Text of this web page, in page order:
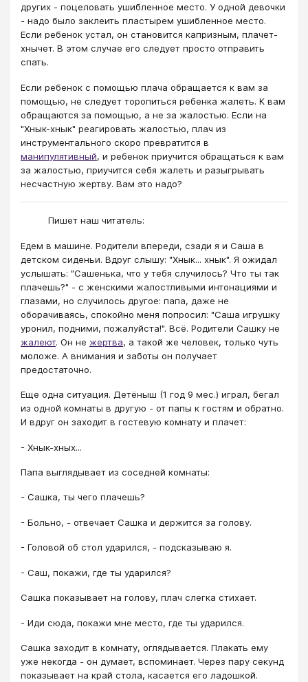
других - поцеловать ушибленное место. У одной девочки
- надо было заклеить пластырем ушибленное место.
Если ребенок устал, он становится капризным, плачет-
хнычет. В этом случае его следует просто отправить
спать.
Если ребенок с помощью плача обращается к вам за
помощью, не следует торопиться ребенка жалеть. К вам
обращаются за помощью, а не за жалостью. Если на
"Хнык-хнык" реагировать жалостью, плач из
инструментального скоро превратится в
манипулятивный, и ребенок приучится обращаться к вам
за жалостью, приучится себя жалеть и разыгрывать
несчастную жертву. Вам это надо?
Пишет наш читатель:
Едем в машине. Родители впереди, сзади я и Саша в
детском сиденьи. Вдруг слышу: "Хнык... хнык". Я ожидал
услышать: "Сашенька, что у тебя случилось? Что ты так
плачешь?" - с женскими жалостливыми интонациями и
глазами, но случилось другое: папа, даже не
оборачиваясь, спокойно меня попросил: "Саша игрушку
уронил, подними, пожалуйста!". Всё. Родители Сашку не
жалеют. Он не жертва, а такой же человек, только чуть
моложе. А внимания и заботы он получает
предостаточно.
Еще одна ситуация. Детёныш (1 год 9 мес.) играл, бегал
из одной комнаты в другую - от папы к гостям и обратно.
И вдруг он заходит в гостевую комнату и плачет:
- Хнык-хных...
Папа выглядывает из соседней комнаты:
- Сашка, ты чего плачешь?
- Больно, - отвечает Сашка и держится за голову.
- Головой об стол ударился, - подсказываю я.
- Саш, покажи, где ты ударился?
Сашка показывает на голову, плач слегка стихает.
- Иди сюда, покажи мне место, где ты ударился.
Сашка заходит в комнату, оглядывается. Плакать ему
уже некогда - он думает, вспоминает. Через пару секунд
показывает на край стола, касается его ладошкой.